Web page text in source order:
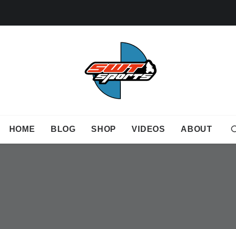
HOME BLOG SHOP VIDEOS ABOUT